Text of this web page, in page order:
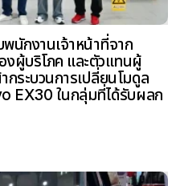
พนักงานเจ้าหน้าที่จาก
ผู้บริโภค และตัวแทนผู้
กระบวนการเปลี่ยนโมดูล
EX30 ในกลุ่มที่ได้รับผลก